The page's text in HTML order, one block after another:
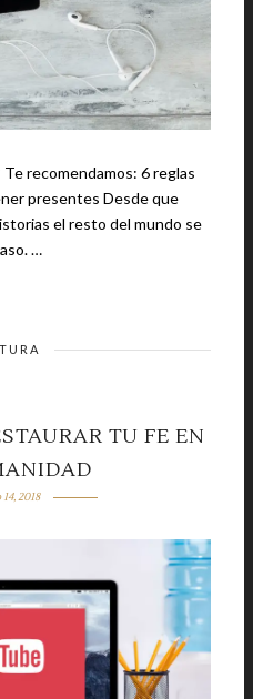
Desde que
el resto del mundo se
…
TU FE EN
2018